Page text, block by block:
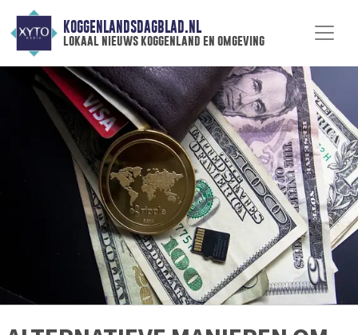
KOGGENLANDSDAGBLAD.NL
lokaal nieuws koggenland en omgeving